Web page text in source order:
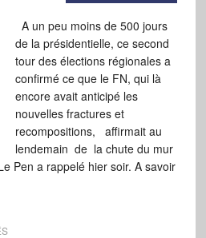
A un peu moins de 500 jours
de la présidentielle, ce second
tour des élections régionales a
confirmé ce que le FN, qui là
encore avait anticipé les
nouvelles fractures et
recompositions, affirmait au
lendemain de la chute du mur
Pen a rappelé hier soir. A savoir